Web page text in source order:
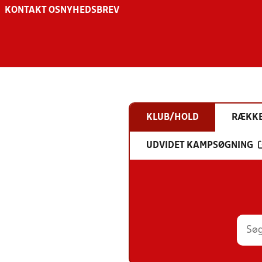
KONTAKT OS NYHEDSBREV
KLUB/HOLD
UDVIDET KAMPSØGNING